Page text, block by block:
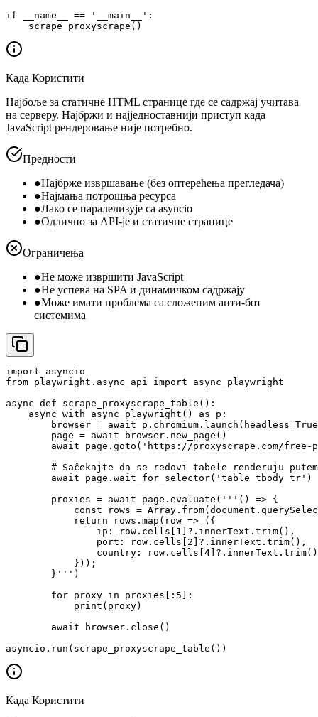
if __name__ == '__main__':
    scrape_proxyscrape()
Када Користити
Најбоље за статичне HTML странице где се садржај учитава
на серверу. Најбржи и најједноставнији приступ када
JavaScript рендеровање није потребно.
Предности
●Најбрже извршавање (без оптерећења прегледача)
●Најмања потрошња ресурса
●Лако се паралелизује са asyncio
●Одлично за API-је и статичне странице
Ограничења
●Не може извршити JavaScript
●Не успева на SPA и динамичком садржају
●Може имати проблема са сложеним анти-бот
системима
import asyncio
from playwright.async_api import async_playwright
async def scrape_proxyscrape_table():
    async with async_playwright() as p:
browser = await
        page = await browser.new_page()
await page.goto('https://proxyscrape.com/free-
# Sačekajte da se redovi tabele renderuju
        await page.wait_for_selector('table tbody tr')
        proxies = await page.evaluate('''() => {
const rows =
            return rows.map(row => ({
                ip: row.cells[1]?.innerText.trim(),
                port: row.cells[2]?.innerText.trim(),
                country: row.cells[4]?.innerText.trim()
            }));
        }''')
        for proxy in proxies[:5]:
            print(proxy)
        await browser.close()
asyncio.run(scrape_proxyscrape_table())
Када Користити